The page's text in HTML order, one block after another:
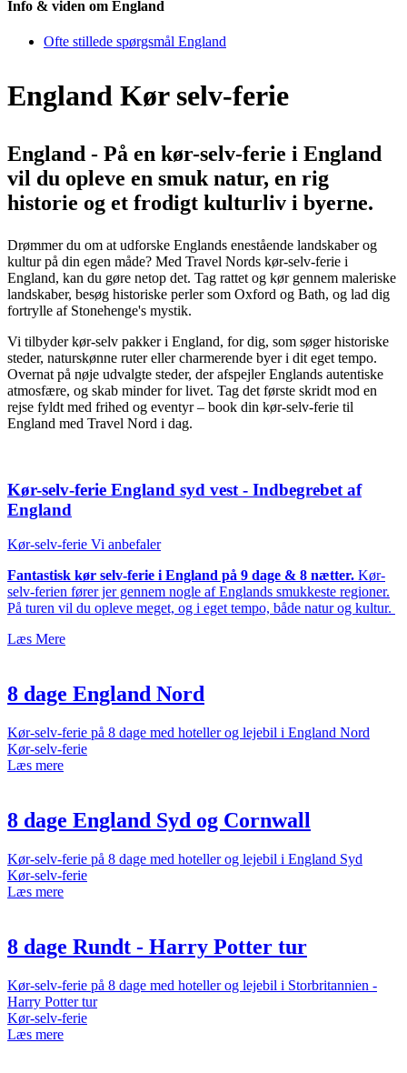
Info & viden om England
Ofte stillede spørgsmål England
England Kør selv-ferie
England - På en kør-selv-ferie i England
vil du opleve en smuk natur, en rig
historie og et frodigt kulturliv i byerne.
Drømmer du om at udforske Englands enestående landskaber og
kultur på din egen måde? Med Travel Nords kør-selv-ferie i
England, kan du gøre netop det. Tag rattet og kør gennem maleriske
landskaber, besøg historiske perler som Oxford og Bath, og lad dig
fortrylle af Stonehenge's mystik.
Vi tilbyder kør-selv pakker i England, for dig, som søger historiske
steder, naturskønne ruter eller charmerende byer i dit eget tempo.
Overnat på nøje udvalgte steder, der afspejler Englands autentiske
atmosfære, og skab minder for livet. Tag det første skridt mod en
rejse fyldt med frihed og eventyr – book din kør-selv-ferie til
England med Travel Nord i dag.
Kør-selv-ferie England syd vest - Indbegrebet af
England
Kør-selv-ferie Vi anbefaler
Fantastisk kør selv-ferie i England på 9 dage & 8 nætter. Kør-
selv-ferien fører jer gennem nogle af Englands smukkeste regioner.
På turen vil du opleve meget, og i eget tempo, både natur og kultur.
Læs Mere
8 dage England Nord
Kør-selv-ferie på 8 dage med hoteller og lejebil i England Nord
Kør-selv-ferie
Læs mere
8 dage England Syd og Cornwall
Kør-selv-ferie på 8 dage med hoteller og lejebil i England Syd
Kør-selv-ferie
Læs mere
8 dage Rundt - Harry Potter tur
Kør-selv-ferie på 8 dage med hoteller og lejebil i Storbritannien -
Harry Potter tur
Kør-selv-ferie
Læs mere